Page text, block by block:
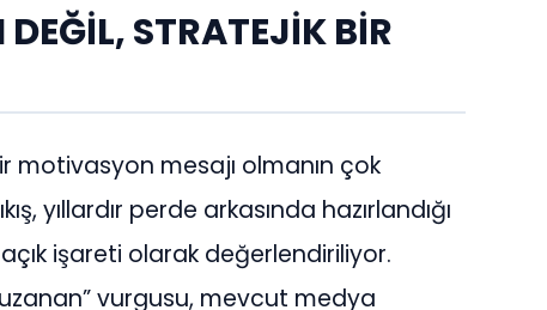
STRATEJİK BİR
motivasyon mesajı olmanın çok
yıllardır perde arkasında hazırlandığı
işareti olarak değerlendiriliyor.
vurgusu, mevcut medya